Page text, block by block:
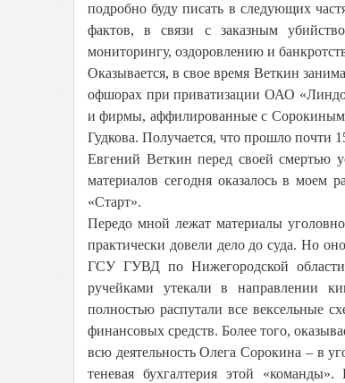
подробно буду писать в следующих
фактов, в связи с заказным
мониторингу, оздоровлению и
Оказывается, в свое время Веткин
офшорах при приватизации ОАО
и фирмы, аффилированные с Сорокиным,
Гудкова. Получается, что прошло почти
Евгений Веткин перед своей смертью
материалов сегодня оказалось в
«Старт».
Передо мной лежат материалы
практически довели дело до суда. Но
ГСУ ГУВД по Нижегородской
ручейками утекали в направлении
полностью распутали все вексельные
финансовых средств. Более того,
всю деятельность Олега Сорокина – в
теневая бухгалтерия этой